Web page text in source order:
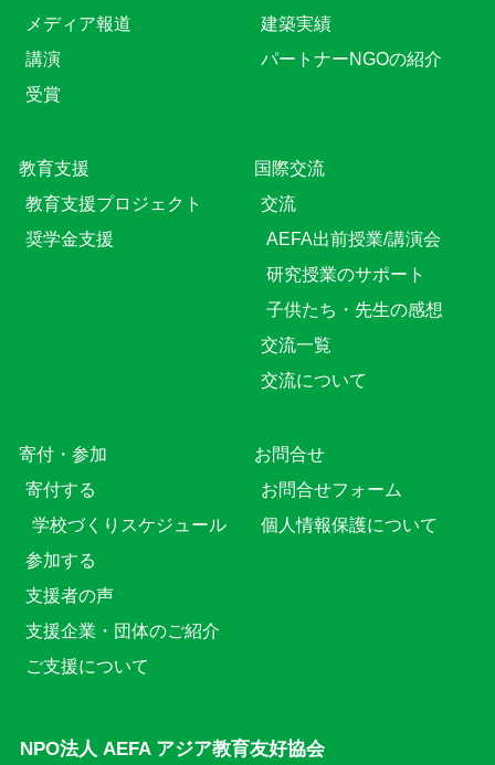
メディア報道
講演
受賞
建築実績
パートナーNGOの紹介
教育⽀援
教育⽀援プロジェクト
奨学金支援
国際交流
交流
AEFA出前授業/講演会
研究授業のサポート
子供たち・先生の感想
交流一覧
交流について
寄付・参加
寄付する
学校づくりスケジュール
参加する
支援者の声
支援企業・団体のご紹介
ご支援について
お問合せ
お問合せフォーム
個人情報保護について
NPO法人 AEFA アジア教育友好協会